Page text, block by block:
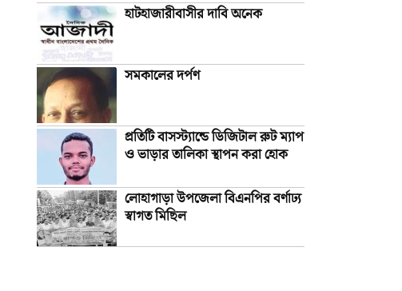
হাটহাজারীবাসীর দাবি অনেক
সমকালের দর্পণ
প্রতিটি বাসস্ট্যান্ডে ডিজিটাল রুট ম্যাপ
ও ভাড়ার তালিকা স্থাপন করা হোক
লোহাগাড়া উপজেলা বিএনপির বর্ণাঢ্য
স্বাগত মিছিল